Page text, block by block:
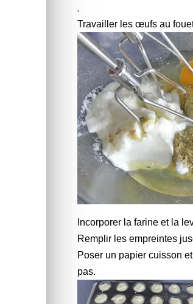
.
Travailler les œufs au
Incorporer la farine et la
Remplir les empreintes
Poser un papier cuisson
pas.